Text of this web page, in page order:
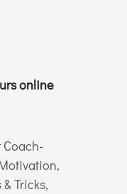
online
Tricks,